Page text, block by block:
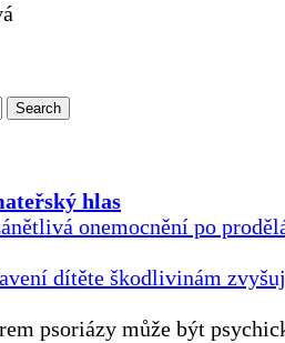
Search
hlas
onemocnění po
dítěte škodlivinám
psoriázy může být